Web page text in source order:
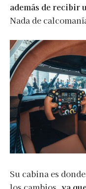
además de recibir
Nada de
Su cabina es